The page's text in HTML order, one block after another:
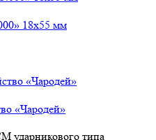
18х55 мм
«Чародей»
ударникового типа